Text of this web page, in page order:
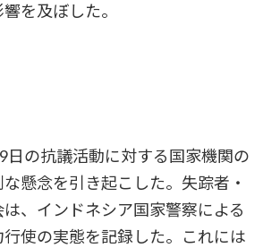
を及ぼした。
の抗議活動に対する国家機関の
懸念を引き起こした。失踪者・
、インドネシア国家警察による
使の実態を記録した。これには